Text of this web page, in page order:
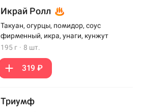
Икрай Ролл
Такуан, огурцы, помидор, соус
фирменный, икра, унаги, кунжут
195 г · 8 шт.
319 ₽
Триумф